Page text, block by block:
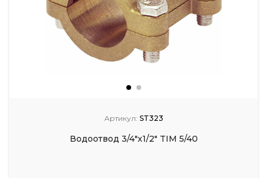
Артикул: ST323
Водоотвод 3/4"х1/2" TIM 5/40